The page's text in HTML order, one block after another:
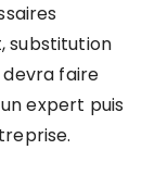
substitution
devra faire
expert puis